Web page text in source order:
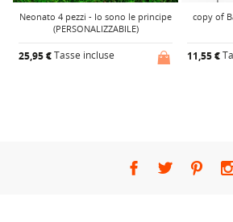
Neonato 4 pezzi - Io sono le principe
(PERSONALIZZABILE)
25,95 €Tasse incluse
copy of
11,55 €